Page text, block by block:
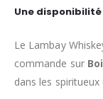
Une
Le Lambay
commande sur
dans les spiritueux